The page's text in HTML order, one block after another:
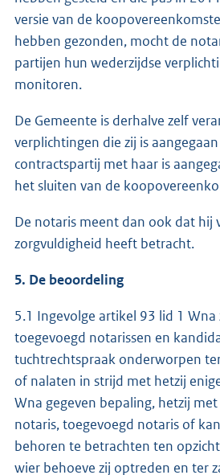
versie van de
hebben gezonden, mocht de
partijen hun wederzijdse
monitoren.
De Gemeente is derhalve zelf
verplichtingen die zij is
contractspartij met haar is
het sluiten van de
De notaris meent dan ook dat hij
zorgvuldigheid heeft betracht.
5. De beoordeling
5.1 Ingevolge artikel 93 lid 1 Wna
toegevoegd notarissen en
tuchtrechtspraak onderworpen
of nalaten in strijd met hetzij
Wna gegeven bepaling, hetzij
notaris, toegevoegd notaris of
behoren te betrachten ten
wier behoeve zij optreden en ter